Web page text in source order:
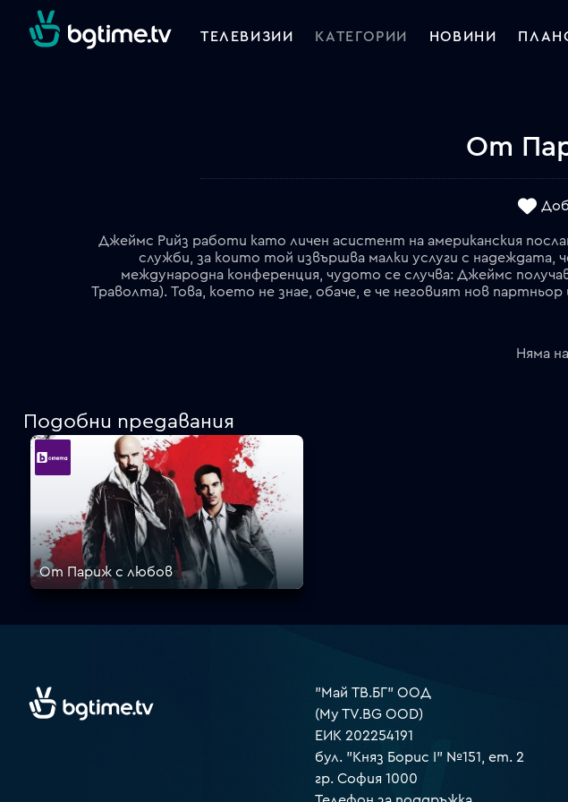
ТЕЛЕВИЗИИ КАТЕГОРИИ НОВИНИ
От
Джеймс Рийз работи като личен асистент на американския
служби, за които той извършва малки услуги с
международна конференция, чудото се случва: Джеймс
Няма
Подобни предавания
От Париж с любов
"Май ТВ.БГ" ООД
(My TV.BG OOD)
ЕИК 202254191
бул. "Княз Борис I" №151, ет. 2
гр. София 1000